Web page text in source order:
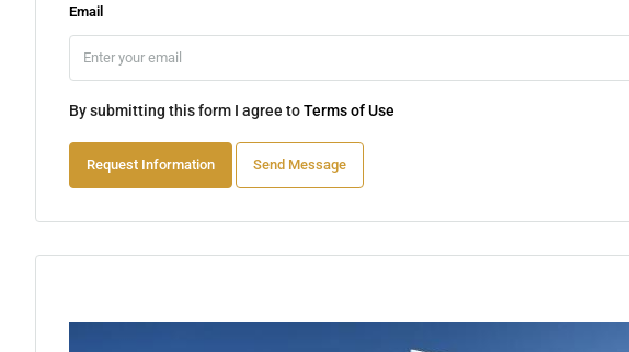
Email
By submitting this form I agree toTerms of Use
Request Information Send Message